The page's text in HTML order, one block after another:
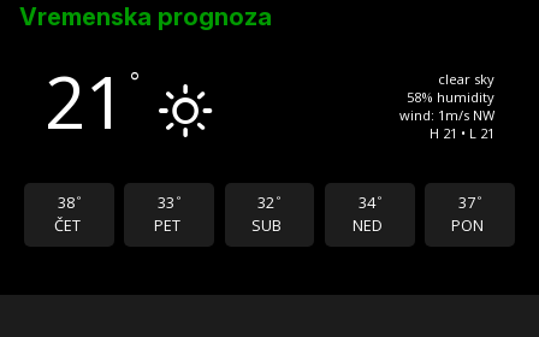
Vremenska prognoza
21 °
clear sky
58% humidity
wind: 1m/s NW
H 21 • L 21
38 °
ČET
33 °
PET
32 °
SUB
34 °
NED
37 °
PON